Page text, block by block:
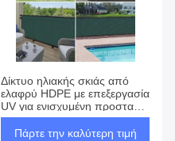
Δίκτυο ηλιακής σκιάς από
ελαφρύ HDPE με επεξεργασία
UV για ενισχυμένη προστασία
στο εξωτερικό
Πάρτε την καλύτερη τιμή